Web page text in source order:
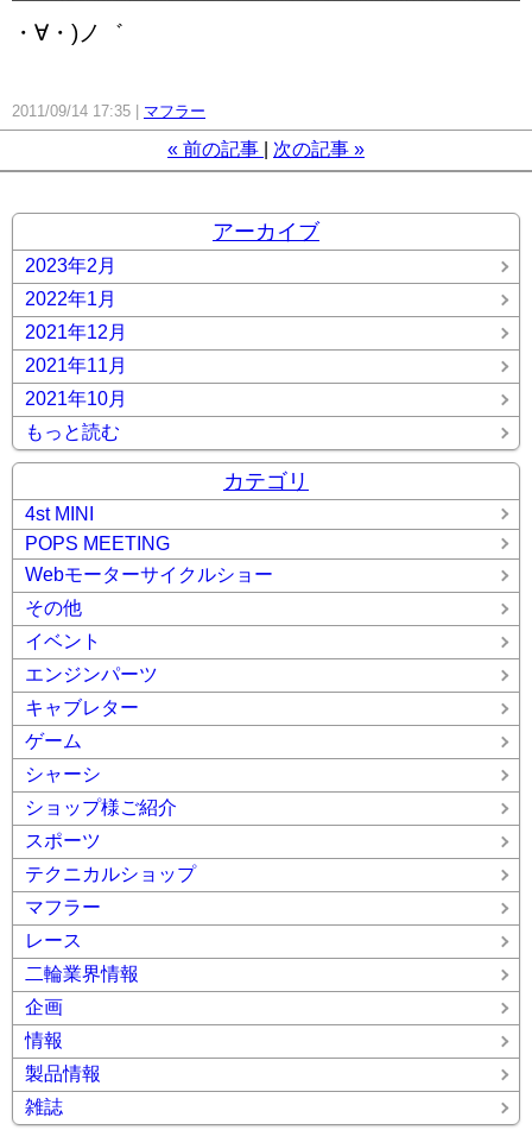
・∀・)ノ゛
2011/09/14 17:35 マフラー
« 前の記事 次の記事 »
アーカイブ
2023年2月
2022年1月
2021年12月
2021年11月
2021年10月
もっと読む
カテゴリ
4st MINI
POPS MEETING
Webモーターサイクルショー
その他
イベント
エンジンパーツ
キャブレター
ゲーム
シャーシ
ショップ様ご紹介
スポーツ
テクニカルショップ
マフラー
レース
二輪業界情報
企画
情報
製品情報
雑誌